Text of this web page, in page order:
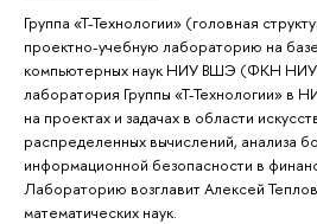
Группа «Т-Технологии» (головная
проектно-учебную лабораторию на
компьютерных наук НИУ ВШЭ (ФКН
лаборатория Группы «Т-Технологии» в
на проектах и задачах в области
распределенных вычислений, анализа
информационной безопасности в
Лабораторию возглавит Алексей
математических наук.